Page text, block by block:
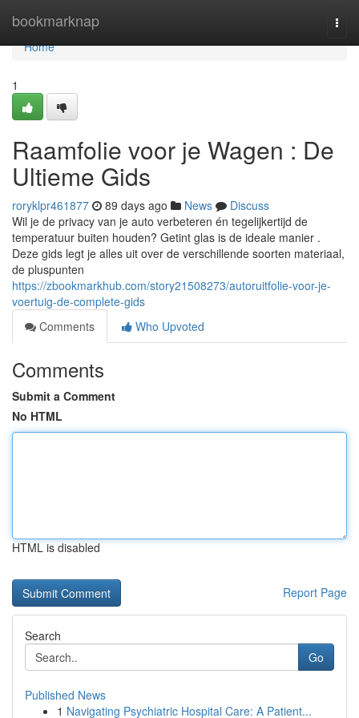
bookmarknap
Home
Home
1
Raamfolie voor je Wagen : De
Ultieme Gids
roryklpr461877 89 days ago News
Discuss
Wil je de privacy van je auto verbeteren én tegelijkertijd de
temperatuur buiten houden? Getint glas is de ideale manier .
Deze gids legt je alles uit over de verschillende soorten materiaal,
de pluspunten
https://zbookmarkhub.com/story21508273/autoruitfolie-voor-je-
voertuig-de-complete-gids
Comments
Who Upvoted
Comments
Submit a Comment
No HTML
HTML is disabled
Report Page
Search
Go
Published News
1 Navigating Psychiatric Hospital Care: A Patient...